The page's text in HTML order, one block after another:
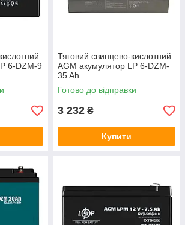
6-DZM-9
Тяговий свинцево-кислотний
AGM акумулятор LP 6-DZM-
35 Ah
Готово до відправки
3 232 ₴
Купити